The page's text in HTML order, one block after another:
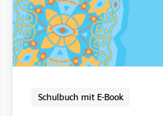
Schulbuch mit E-Book